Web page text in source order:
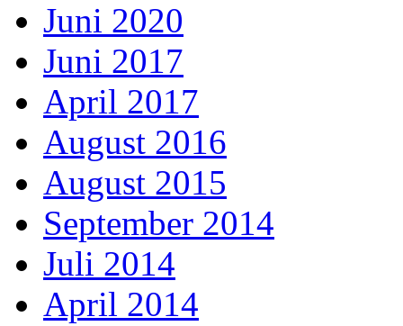
Juni 2020
Juni 2017
April 2017
August 2016
August 2015
September 2014
Juli 2014
April 2014